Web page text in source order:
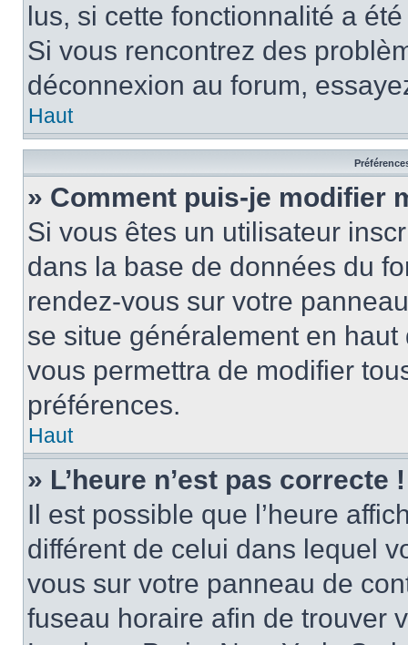
lus, si cette fonctionnalité a
Si vous rencontrez des
déconnexion au forum,
Haut
» Comment puis-je modifier
Si vous êtes un utilisateur
dans la base de données du
rendez-vous sur votre
se situe généralement en
vous permettra de modifier
préférences.
Haut
» L’heure n’est pas correcte !
Il est possible que l’heure
différent de celui dans lequel
vous sur votre panneau de
fuseau horaire afin de trouver